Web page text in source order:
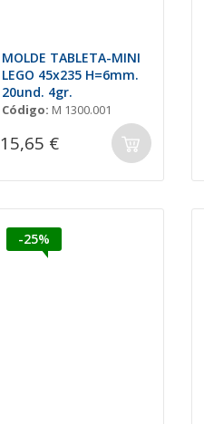
MOLDE TABLETA-MINI
LEGO 45x235 H=6mm.
20und. 4gr.
Código: M 1300.001
15,65 €
-25%